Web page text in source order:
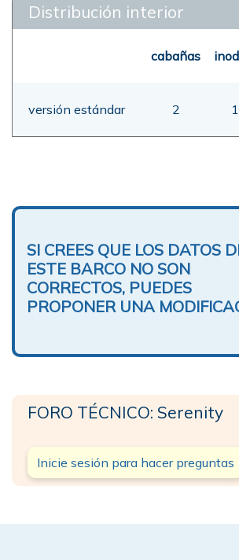
Distribución interior
cabañas
versión estándar 2 1
SI CREES QUE LOS DATOS
ESTE BARCO NO SON
CORRECTOS, PUEDES
PROPONER UNA
FORO TÉCNICO: Serenity
Inicie sesión para hacer preguntas